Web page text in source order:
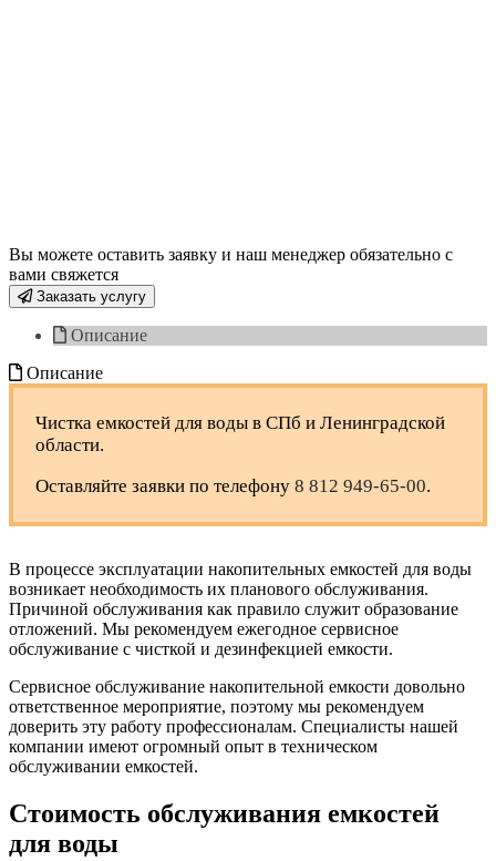
Вы можете оставить заявку и наш менеджер обязательно с
вами свяжется
Заказать услугу
Описание
Описание
Чистка емкостей для воды в СПб и Ленинградской
области.
Оставляйте заявки по телефону 8 812 949-65-00.
В процессе эксплуатации накопительных емкостей для воды
возникает необходимость их планового обслуживания.
Причиной обслуживания как правило служит образование
отложений. Мы рекомендуем ежегодное сервисное
обслуживание с чисткой и дезинфекцией емкости.
Сервисное обслуживание накопительной емкости довольно
ответственное мероприятие, поэтому мы рекомендуем
доверить эту работу профессионалам. Специалисты нашей
компании имеют огромный опыт в техническом
обслуживании емкостей.
Стоимость обслуживания емкостей
для воды